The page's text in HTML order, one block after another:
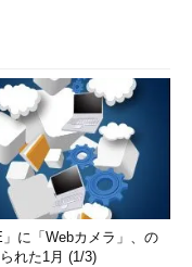
」に「Webカメラ」、の
れた1月 (1/3)